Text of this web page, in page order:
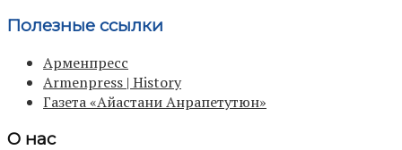
Полезные ссылки
Арменпресс
Armenpress | History
Газета «Айастани Анрапетутюн»
О нас